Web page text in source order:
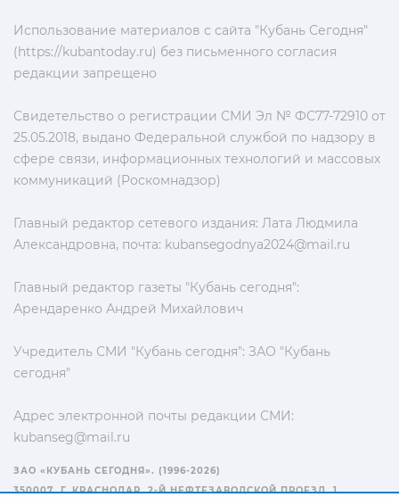
Использование материалов с сайта "Кубань Сегодня"
(https://kubantoday.ru) без письменного согласия
редакции запрещено
Свидетельство о регистрации СМИ Эл № ФС77-72910 от
25.05.2018, выдано Федеральной службой по надзору в
сфере связи, информационных технологий и массовых
коммуникаций (Роскомнадзор)
Главный редактор сетевого издания: Лата Людмила
Александровна, почта: kubansegodnya2024@mail.ru
Главный редактор газеты "Кубань сегодня":
Арендаренко Андрей Михайлович
Учредитель СМИ "Кубань сегодня": ЗАО "Кубань
сегодня"
Адрес электронной почты редакции СМИ:
kubanseg@mail.ru
ЗАО «КУБАНЬ СЕГОДНЯ». (1996-2026)
350007, Г. КРАСНОДАР, 2-Й НЕФТЕЗАВОДСКОЙ ПРОЕЗД, 1